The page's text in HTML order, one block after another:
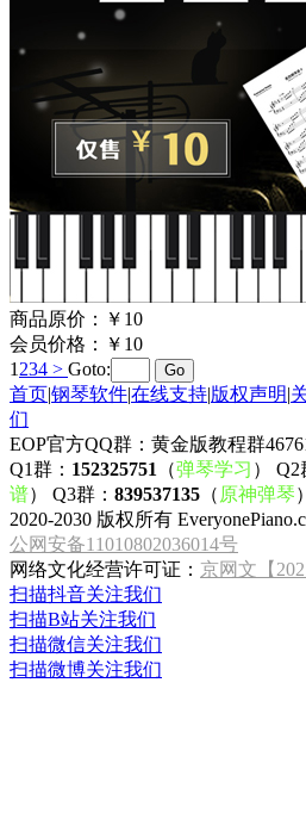
商品原价：
￥10
会员价格：
￥10
1 234 > Goto:
首页|钢琴软件|在线支持|版权声明|
们
EOP官方QQ群：黄金版教程群
Q1群： 152325751 （弹琴学习 ） Q2
谱） Q3群： 839537135 （ 原神弹琴）
2020-2030 版权所有
公网安备11010802036014号
网络文化经营许可证： 京网文【
扫描抖音关注我们
扫描B站关注我们
扫描微信关注我们
扫描微博关注我们